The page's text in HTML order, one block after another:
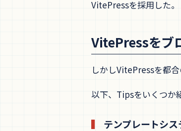
VitePressを採用した。
VitePressをブ
しかしVitePressを都
以下、Tipsをいくつか
テンプレートシス